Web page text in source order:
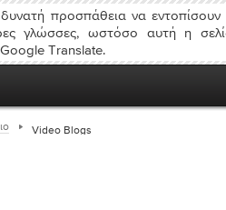
προσπάθεια να
γλώσσες, ωστόσο αυτή η
Translate.
Video Blogs